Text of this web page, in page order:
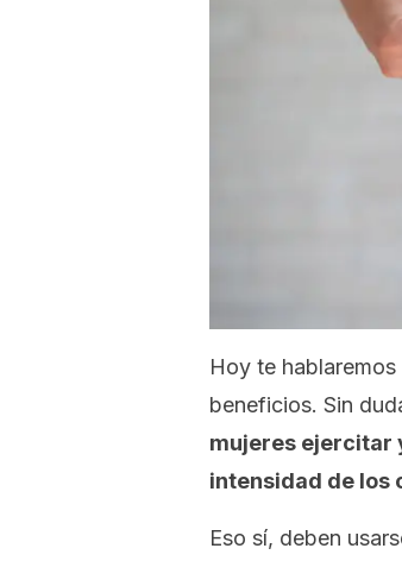
Hoy te
beneficios. Sin
mujeres ejercitar
intensidad de los
Eso sí, deben